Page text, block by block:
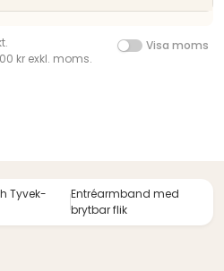
kr exkl. moms.
Visa moms
Tyvek-
Entréarmband med
brytbar flik